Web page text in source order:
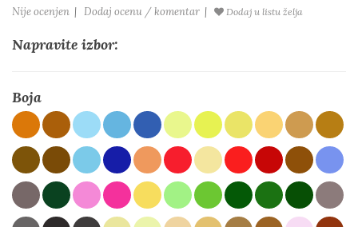
Nije ocenjen | Dodaj ocenu / komentar | Dodaj u listu želja
Napravite izbor:
Boja